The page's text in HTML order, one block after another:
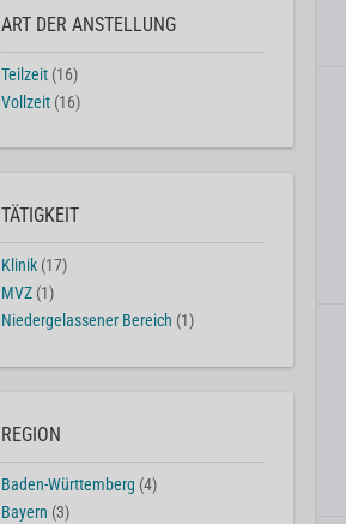
ART DER ANSTELLUNG
Teilzeit (16)
Vollzeit (16)
TÄTIGKEIT
Klinik (17)
MVZ (1)
Niedergelassener Bereich (1)
REGION
Baden-Württemberg (4)
Bayern (3)